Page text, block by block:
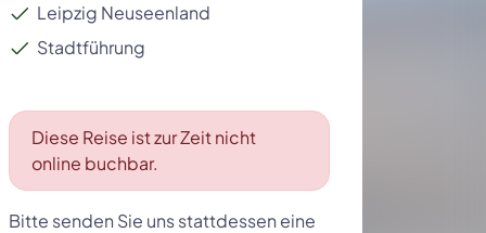
Leipzig Neuseenland
Stadtführung
Diese Reise ist zur Zeit nicht
online buchbar.
Bitte senden Sie uns stattdessen eine